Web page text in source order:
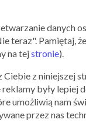
danych
teraz". Pamiętaj,
na tejstronie).
Ciebie z niniejszej
były lepiej
umożliwią nam
przez nas